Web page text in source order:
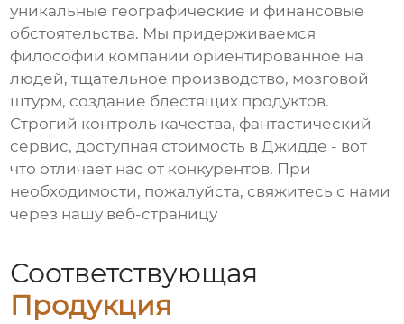
уникальные географические и финансовые
обстоятельства. Мы придерживаемся
философии компании ориентированное на
людей, тщательное производство, мозговой
штурм, создание блестящих продуктов.
Строгий контроль качества, фантастический
сервис, доступная стоимость в Джидде - вот
что отличает нас от конкурентов. При
необходимости, пожалуйста, свяжитесь с нами
через нашу веб-страницу
Соответствующая
Продукция